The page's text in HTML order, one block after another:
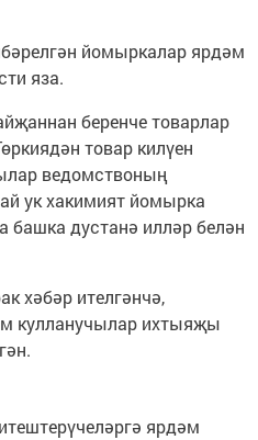
йомыркалар ярдәм
яза.
беренче товарлар
товар килүен
ведомствоның
ук хакимият йомырка
башка дустанә илләр белән
хәбәр ителгәнчә,
кулланучылар ихтыяҗы
ярдәм